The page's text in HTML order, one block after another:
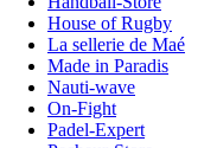
House of Rugby
La sellerie de Maé
Made in Paradis
Nauti-wave
On-Fight
Padel-Expert